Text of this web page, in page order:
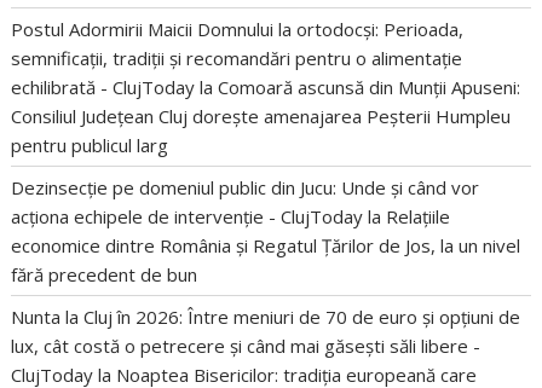
Postul Adormirii Maicii Domnului la ortodocși: Perioada,
semnificații, tradiții și recomandări pentru o alimentație
echilibrată - ClujToday laComoară ascunsă din Munții Apuseni:
Consiliul Județean Cluj dorește amenajarea Peșterii Humpleu
pentru publicul larg
Dezinsecție pe domeniul public din Jucu: Unde și când vor
acționa echipele de intervenție - ClujToday la Relațiile
economice dintre România și Regatul Țărilor de Jos, la un nivel
fără precedent de bun
Nunta la Cluj în 2026: Între meniuri de 70 de euro și opțiuni de
lux, cât costă o petrecere și când mai găsești săli libere -
ClujToday la Noaptea Bisericilor: tradiția europeană care